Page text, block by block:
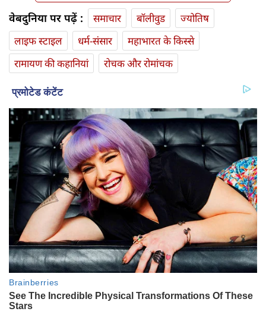
वेबदुनिया पर पढ़ें : समाचार बॉलीवुड
ज्योतिष
लाइफ स्‍टाइल
धर्म-संसार
महाभारत के किस्से
रामायण की कहानियां
रोचक और रोमांचक